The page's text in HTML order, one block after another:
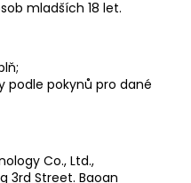
mladších 18 let.
podle pokynů pro dané
Co., Ltd.,
3rd Street. Baoan